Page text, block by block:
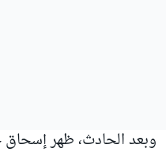
وبعد الحادث، ظهر